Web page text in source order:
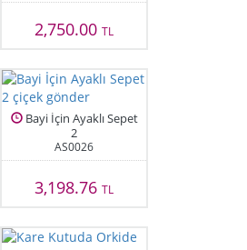
2,750.00TL
Bayi İçin Ayaklı Sepet
2
AS0026
3,198.76TL